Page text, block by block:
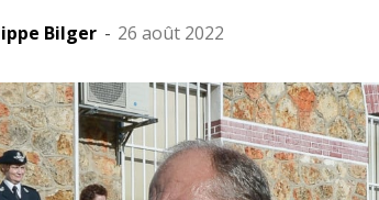
Bilger - 26 août 2022